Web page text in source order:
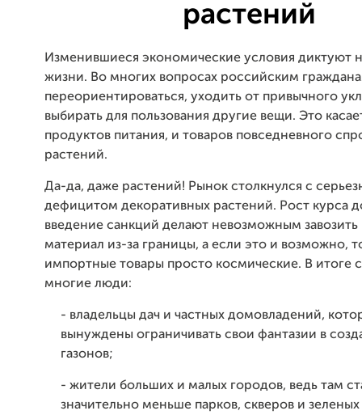
растений
Изменившиеся экономические условия диктуют
жизни. Во многих вопросах российским
переориентироваться, уходить от привычного
выбирать для пользования другие вещи. Это
продуктов питания, и товаров повседневного
растений.
Да-да, даже растений! Рынок столкнулся с
дефицитом декоративных растений. Рост курса
введение санкций делают невозможным завозить
материал из-за границы, а если это и возможно,
импортные товары просто космические. В итоге
многие люди:
- владельцы дач и частных домовладений,
вынуждены ограничивать свои фантазии в
газонов;
- жители больших и малых городов, ведь там
значительно меньше парков, скверов и